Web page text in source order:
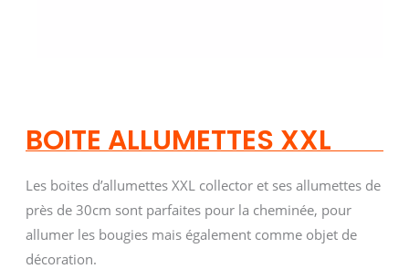
BOITE ALLUMETTES XXL
Les boites d’allumettes XXL collector et ses allumettes de
près de 30cm sont parfaites pour la cheminée, pour
allumer les bougies mais également comme objet de
décoration.